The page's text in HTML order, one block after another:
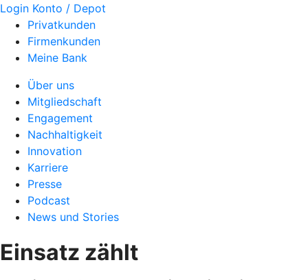
Login Konto / Depot
Privatkunden
Firmenkunden
Meine Bank
Über uns
Mitgliedschaft
Engagement
Nachhaltigkeit
Innovation
Karriere
Presse
Podcast
News und Stories
Einsatz zählt